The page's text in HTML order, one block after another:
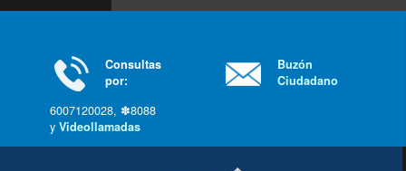
Consultas
por:
6007120028, ✽8088
y Videollamadas
Buzón
Ciudadano